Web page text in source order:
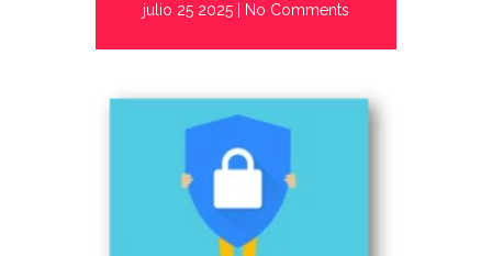
julio 25 2025 No Comments
abril 28 2025 No Comments